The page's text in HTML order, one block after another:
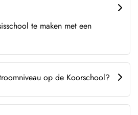
te maken met een
op de Koorschool?